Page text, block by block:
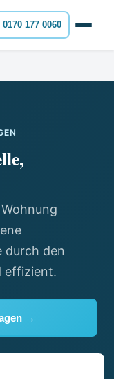
0170 177 0060
durch den
effizient.
→